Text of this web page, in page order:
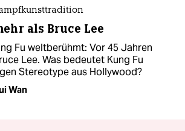
als Bruce Lee
Fu weltberühmt: Vor 45 Jahren
Lee. Was bedeutet Kung Fu
Stereotype aus Hollywood?
Wan